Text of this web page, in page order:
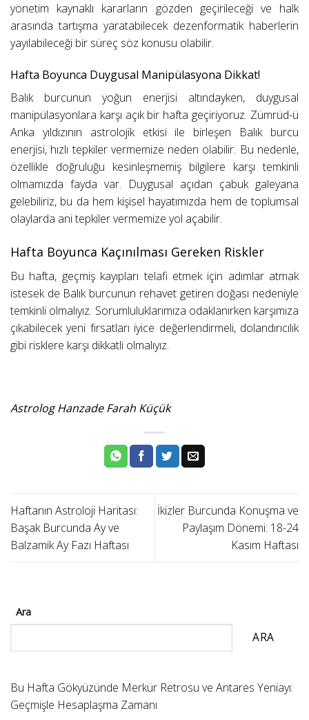
yönetim kaynaklı kararların gözden geçirileceği ve halk
arasında tartışma yaratabilecek dezenformatik haberlerin
yayılabileceği bir süreç söz konusu olabilir.
Hafta Boyunca Duygusal Manipülasyona Dikkat!
Balık burcunun yoğun enerjisi altındayken, duygusal
manipülasyonlara karşı açık bir hafta geçiriyoruz. Zümrüd-ü
Anka yıldızının astrolojik etkisi ile birleşen Balık burcu
enerjisi, hızlı tepkiler vermemize neden olabilir. Bu nedenle,
özellikle doğruluğu kesinleşmemiş bilgilere karşı temkinli
olmamızda fayda var. Duygusal açıdan çabuk galeyana
gelebiliriz, bu da hem kişisel hayatımızda hem de toplumsal
olaylarda ani tepkiler vermemize yol açabilir.
Hafta Boyunca Kaçınılması Gereken Riskler
Bu hafta, geçmiş kayıpları telafi etmek için adımlar atmak
istesek de Balık burcunun rehavet getiren doğası nedeniyle
temkinli olmalıyız. Sorumluluklarımıza odaklanırken karşımıza
çıkabilecek yeni fırsatları iyice değerlendirmeli, dolandırıcılık
gibi risklere karşı dikkatli olmalıyız.
Astrolog Hanzade Farah Küçük
Haftanın Astroloji Haritası:
Başak Burcunda Ay ve
Balzamik Ay Fazı Haftası
İkizler Burcunda Konuşma ve
Paylaşım Dönemi: 18-24
Kasım Haftası
Ara
ARA
Bu Hafta Gökyüzünde Merkür Retrosu ve Antares Yeniayı:
Geçmişle Hesaplaşma Zamanı